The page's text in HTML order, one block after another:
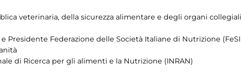
veterinaria, della sicurezza alimentare e degli organi
Presidente Federazione delle Società Italiane di Nutrizione
di Ricerca per gli alimenti e la Nutrizione (INRAN)